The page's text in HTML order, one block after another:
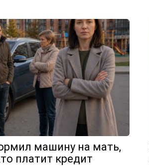
машину на мать,
платит кредит